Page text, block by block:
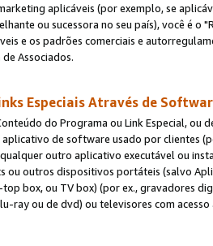
aplicáveis (por exemplo, se
ou sucessora no seu país), você é o
e os padrões comerciais e
Associados.
Especiais Através de
do Programa ou Link Especial,
aplicativo de software usado por clientes
outro aplicativo executável ou
ou outros dispositivos portáteis (salvo
box, ou TV box) (por ex., gravadores
ray ou de dvd) ou televisores com